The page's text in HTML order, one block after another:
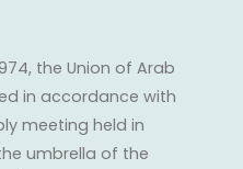
the Union of Arab
in accordance with
meeting held in
umbrella of the